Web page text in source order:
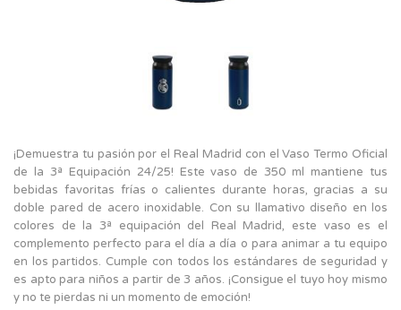
¡Demuestra tu pasión por el Real Madrid con el Vaso Termo Oficial
de la 3ª Equipación 24/25! Este vaso de 350 ml mantiene tus
bebidas favoritas frías o calientes durante horas, gracias a su
doble pared de acero inoxidable. Con su llamativo diseño en los
colores de la 3ª equipación del Real Madrid, este vaso es el
complemento perfecto para el día a día o para animar a tu equipo
en los partidos. Cumple con todos los estándares de seguridad y
es apto para niños a partir de 3 años. ¡Consigue el tuyo hoy mismo
y no te pierdas ni un momento de emoción!